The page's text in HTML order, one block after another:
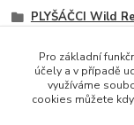
PLYŠÁČCI Wild
Pro základní
účely a v případě
využíváme
cookies můžete